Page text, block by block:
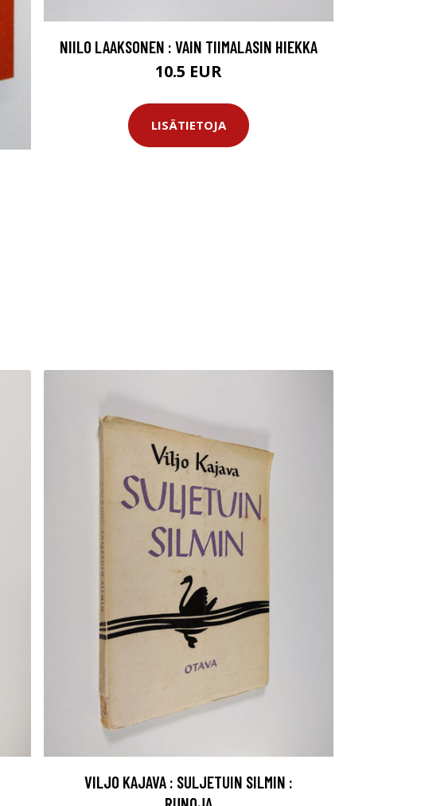
NIILO LAAKSONEN : VAIN TIIMALASIN HIEKKA
10.5 EUR
LISÄTIETOJA
VILJO KAJAVA : SULJETUIN SILMIN :